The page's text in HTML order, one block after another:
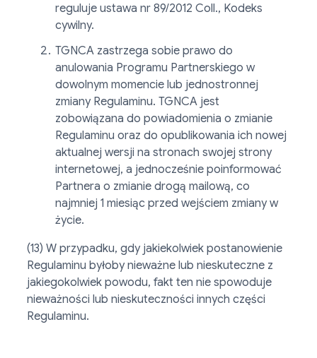
reguluje ustawa nr 89/2012 Coll., Kodeks
cywilny.
TGNCA zastrzega sobie prawo do
anulowania Programu Partnerskiego w
dowolnym momencie lub jednostronnej
zmiany Regulaminu. TGNCA jest
zobowiązana do powiadomienia o zmianie
Regulaminu oraz do opublikowania ich nowej
aktualnej wersji na stronach swojej strony
internetowej, a jednocześnie poinformować
Partnera o zmianie drogą mailową, co
najmniej 1 miesiąc przed wejściem zmiany w
życie.
(13) W przypadku, gdy jakiekolwiek postanowienie
Regulaminu byłoby nieważne lub nieskuteczne z
jakiegokolwiek powodu, fakt ten nie spowoduje
nieważności lub nieskuteczności innych części
Regulaminu.